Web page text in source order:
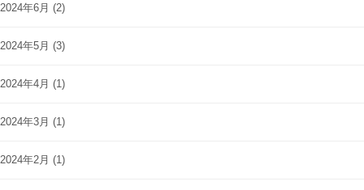
2024年6月 (2)
2024年5月 (3)
2024年4月 (1)
2024年3月 (1)
2024年2月 (1)